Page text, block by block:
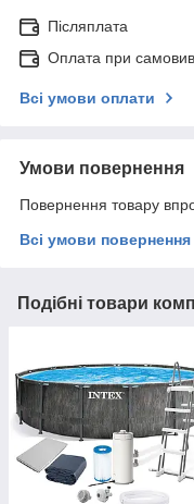
Післяплата
Оплата при
Всі умови оплати
Умови повернення
Повернення товару
Всі умови повернення
Подібні товари